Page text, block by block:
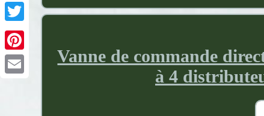
Vanne de commande
à 4